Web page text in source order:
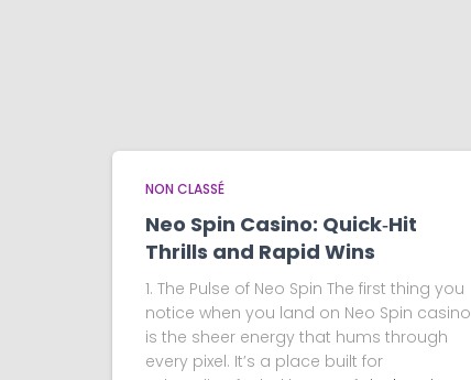
NON CLASSÉ
Neo Spin Casino: Quick‑Hit
Thrills and Rapid Wins
1. The Pulse of Neo Spin The first thing you
notice when you land on Neo Spin casino
is the sheer energy that hums through
every pixel. It’s a place built for